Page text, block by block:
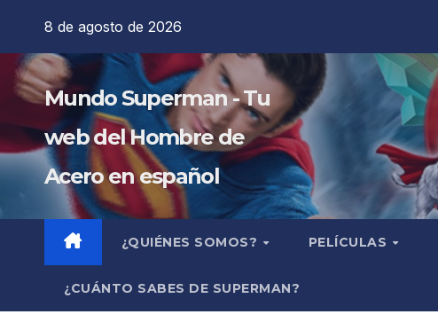
contenido
8 de agosto de 2026
Mundo Superman - Tu
web del Hombre de
Acero en español
¿QUIÉNES SOMOS? PELÍCULAS
¿CUÁNTO SABES DE SUPERMAN?